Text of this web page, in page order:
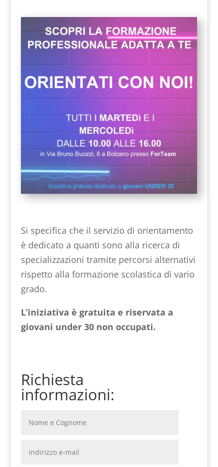
Si specifica che il servizio di orientamento
è dedicato a quanti sono alla ricerca di
specializzazioni tramite percorsi alternativi
rispetto alla formazione scolastica di vario
grado.
L’iniziativa è gratuita e riservata a
giovani under 30 non occupati.
Richiesta
informazioni: